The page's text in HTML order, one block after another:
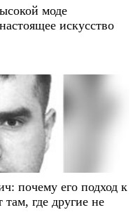
моде
искусство
почему его подход к
там, где другие не